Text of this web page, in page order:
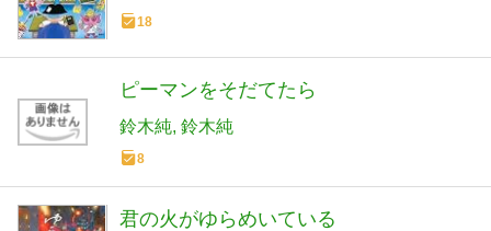
18
ピーマンをそだてたら
鈴木純 鈴木純
8
君の火がゆらめいている